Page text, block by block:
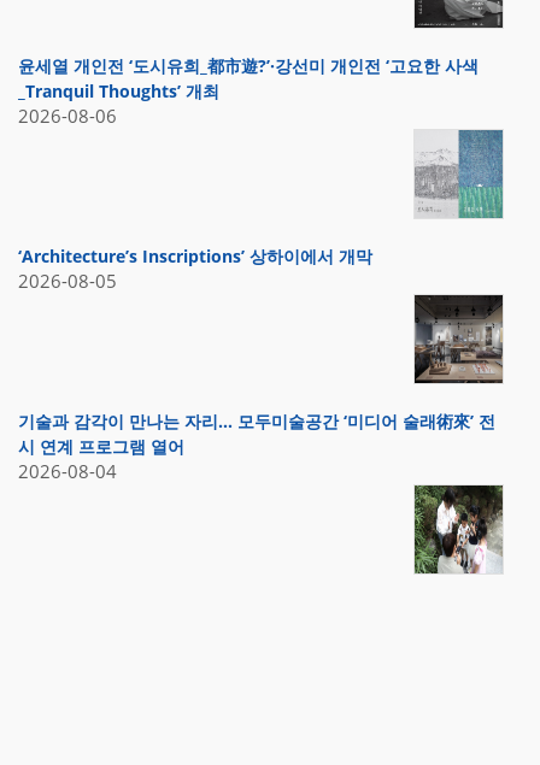
윤세열 개인전 ‘도시유희_都市遊?’·강선미 개인전 ‘고요한 사색
_Tranquil Thoughts’ 개최
2026-08-06
‘Architecture’s Inscriptions’ 상하이에서 개막
2026-08-05
기술과 감각이 만나는 자리… 모두미술공간 ‘미디어 술래術來’ 전
시 연계 프로그램 열어
2026-08-04